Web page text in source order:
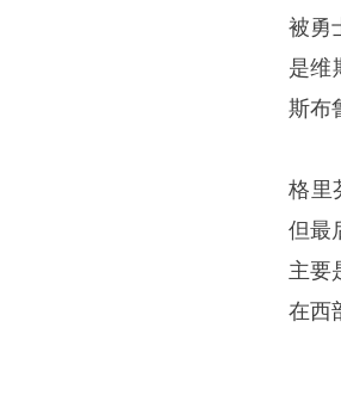
被勇
是维
斯布
格里
但最
主要
在西